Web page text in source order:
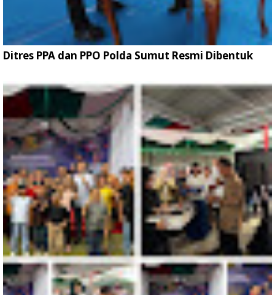
Ditres PPA dan PPO Polda Sumut Resmi Dibentuk